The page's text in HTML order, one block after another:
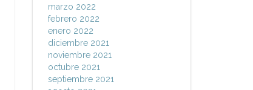
marzo 2022
febrero 2022
enero 2022
diciembre 2021
noviembre 2021
octubre 2021
septiembre 2021